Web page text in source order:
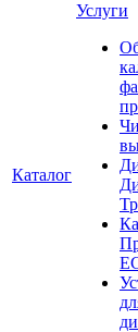
Каталог
Услуги